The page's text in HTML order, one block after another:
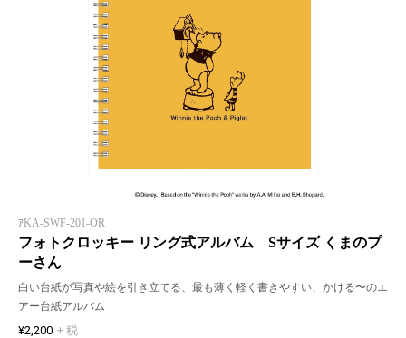
ｱKA-SWF-201-OR
フォトクロッキー リング式アルバム Sサイズ くまのプ
ーさん
白い台紙が写真や絵を引き立てる、最も薄く軽く書きやすい、かける〜のエ
アー台紙アルバム
¥2,200 + 税